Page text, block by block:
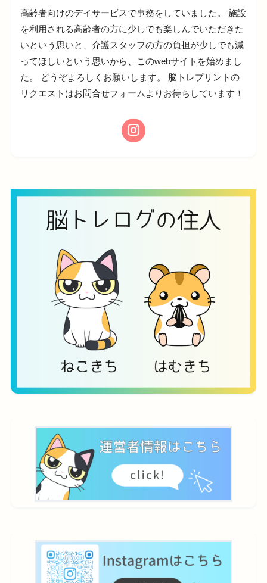
高齢者向けのデイサービスで事務をしていました。 施設
を利用される高齢者の方に少しでも楽しんでいただきた
いという思いと、介護スタッフの方の負担が少しでも減
ってほしいという思いから、このwebサイトを始めまし
た。 どうぞよろしくお願いします。 脳トレプリントの
リクエストはお問合せフォームよりお待ちしています！